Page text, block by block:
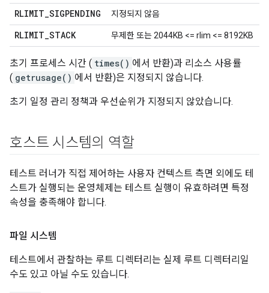
RLIMIT_SIGPENDING 지정되지 않음
RLIMIT_STACK 무제한 또는 2044KB <= rlim <= 8192KB
초기 프로세스 시간 ( times() 에서 반환)과 리소스 사용률
( getrusage() 에서 반환)은 지정되지 않습니다.
초기 일정 관리 정책과 우선순위가 지정되지 않았습니다.
호스트 시스템의 역할
테스트 러너가 직접 제어하는 사용자 컨텍스트 측면 외에도 테
스트가 실행되는 운영체제는 테스트 실행이 유효하려면 특정
속성을 충족해야 합니다.
파일 시스템
테스트에서 관찰하는 루트 디렉터리는 실제 루트 디렉터리일
수도 있고 아닐 수도 있습니다.